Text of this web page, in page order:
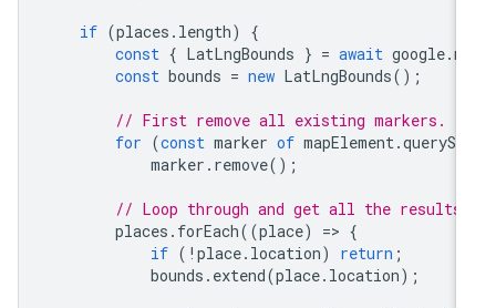
if (places.length
const
{ LatLngBounds = await google
const bounds = new LatLngBounds
// First remove all existing markers.
for (const marker of mapElement.
marker.remove
// Loop through and get all the results.
places.forEach((place) =
if (!place.location) return
bounds.extend(place.location